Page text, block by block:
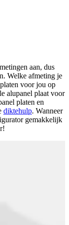
aan, dus
Welke afmeting je
voor jou op
alupanel plaat voor
platen en
diktehulp. Wanneer
gemakkelijk